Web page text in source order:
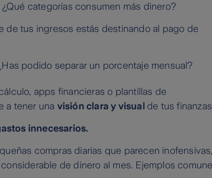
¿Qué categorías consumen más dinero?
de tus ingresos estás destinando al pago de
podido separar un porcentaje mensual?
apps financieras o plantillas de
a tener una visión clara y visual de tus
innecesarios.
compras diarias que parecen inofensivas,
de dinero al mes. Ejemplos